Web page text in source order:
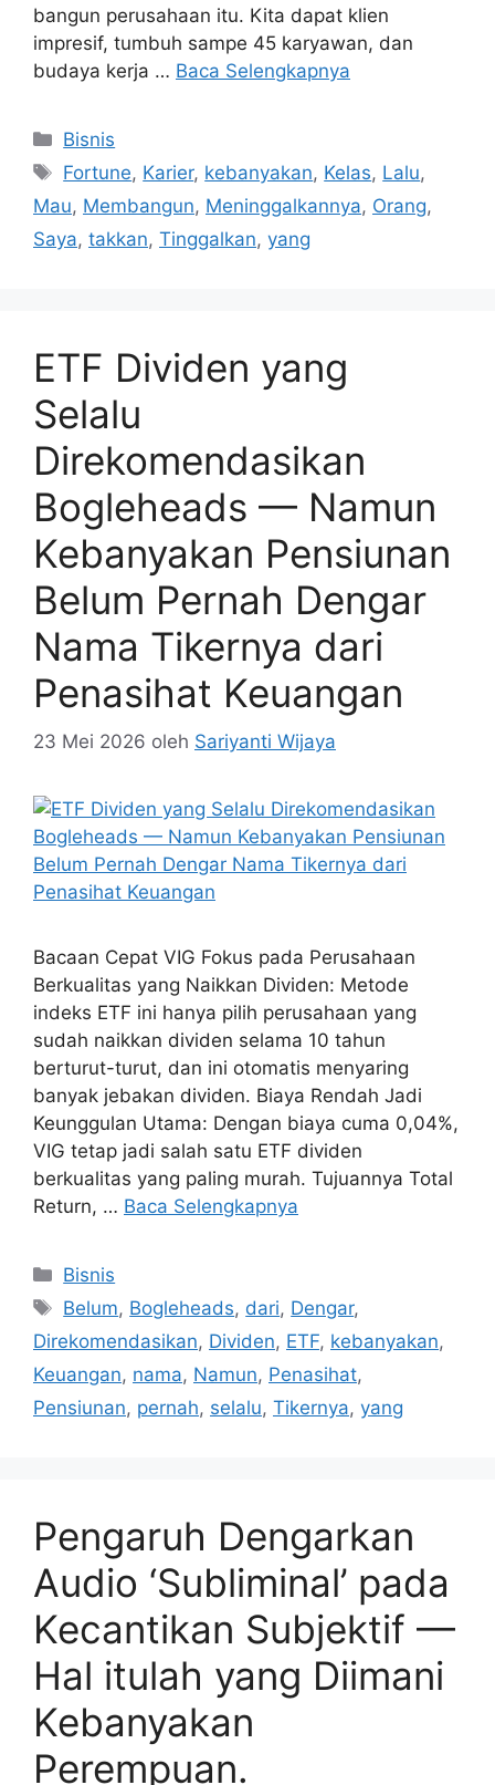
bangun perusahaan itu. Kita dapat klien
impresif, tumbuh sampe 45 karyawan, dan
budaya kerja … Baca Selengkapnya
Kategori
Bisnis
Tag
Fortune, Karier, kebanyakan, Kelas, Lalu,
Mau, Membangun, Meninggalkannya, Orang,
Saya, takkan, Tinggalkan, yang
ETF Dividen yang
Selalu
Direkomendasikan
Bogleheads — Namun
Kebanyakan Pensiunan
Belum Pernah Dengar
Nama Tikernya dari
Penasihat Keuangan
23 Mei 2026 oleh Sariyanti Wijaya
Bacaan Cepat VIG Fokus pada Perusahaan
Berkualitas yang Naikkan Dividen: Metode
indeks ETF ini hanya pilih perusahaan yang
sudah naikkan dividen selama 10 tahun
berturut-turut, dan ini otomatis menyaring
banyak jebakan dividen. Biaya Rendah Jadi
Keunggulan Utama: Dengan biaya cuma 0,04%,
VIG tetap jadi salah satu ETF dividen
berkualitas yang paling murah. Tujuannya Total
Return, … Baca Selengkapnya
Kategori
Bisnis
Tag
Belum, Bogleheads, dari, Dengar,
Direkomendasikan, Dividen, ETF, kebanyakan,
Keuangan, nama, Namun, Penasihat,
Pensiunan, pernah, selalu, Tikernya, yang
Pengaruh Dengarkan
Audio ‘Subliminal’ pada
Kecantikan Subjektif —
Hal itulah yang Diimani
Kebanyakan
Perempuan.